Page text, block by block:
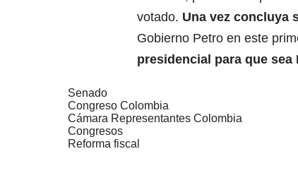
votado. Una vez concluya
Gobierno Petro en este
presidencial para que sea
Senado
Congreso Colombia
Cámara Representantes Colombia
Congresos
Reforma fiscal